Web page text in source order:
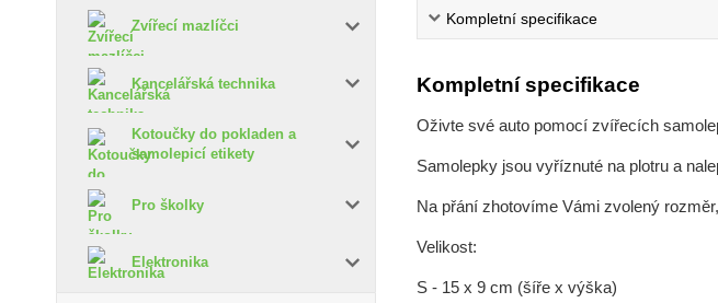
Zvířecí mazlíčci
Kancelářská technika
Kotoučky do pokladen a
samolepicí etikety
Pro školky
Elektronika
Kompletní specifikace
Kompletní specifikace
Oživte své auto pomocí zvířecích
Samolepky jsou vyříznuté na plotru a
Na přání zhotovíme Vámi zvolený
Velikost:
S - 15 x 9 cm (šíře x výška)